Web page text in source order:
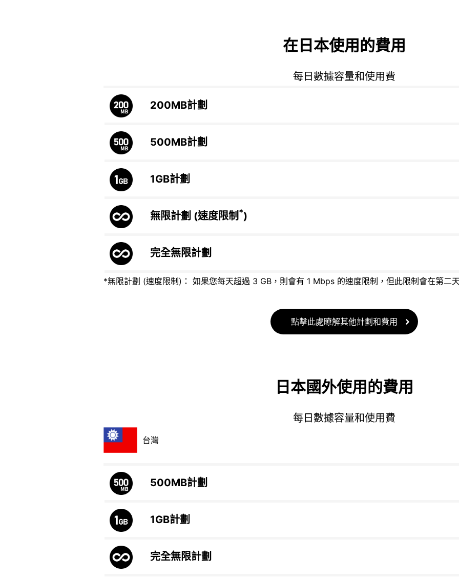
在日本使用的費用
每日數據容量和使用費
200MB計劃
500MB計劃
1GB計劃
無限計劃 (速度限制 *)
完全無限計劃
*無限計劃 (速度限制)： 如果您每天超過 3 GB，則會有 1 Mbps 的速度限制，但此限制會在第二
點擊此處瞭解其他計劃和費用
日本國外使用的費用
每日數據容量和使用費
台灣
500MB計劃
1GB計劃
完全無限計劃